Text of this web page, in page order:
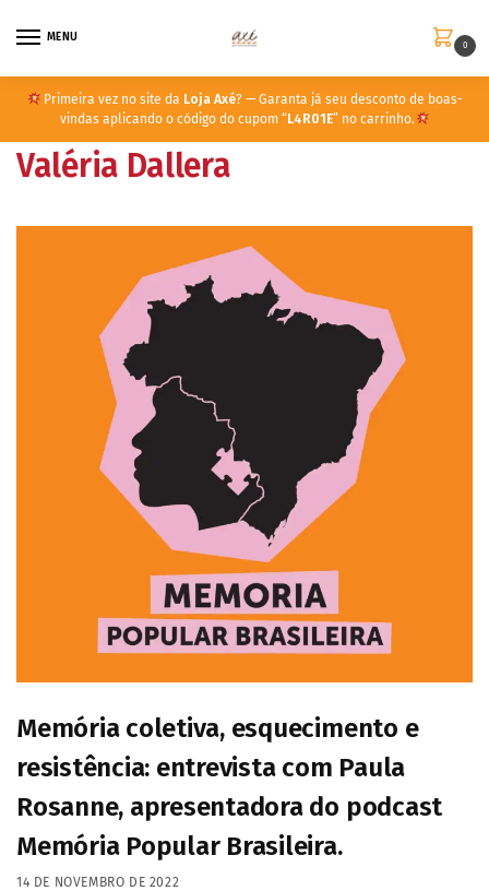
MENU
0
Primeira vez no site da Loja Axé? — Garanta já seu desconto de boas-
vindas aplicando o código do cupom “ L4R01E” no carrinho.
Valéria Dallera
Memória coletiva, esquecimento e
resistência: entrevista com Paula
Rosanne, apresentadora do podcast
Memória Popular Brasileira.
14 DE NOVEMBRO DE 2022